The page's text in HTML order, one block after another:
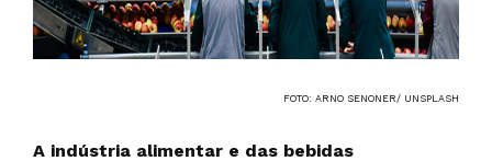
FOTO: ARNO SENONER/ UNSPLASH
A indústria alimentar e das bebidas